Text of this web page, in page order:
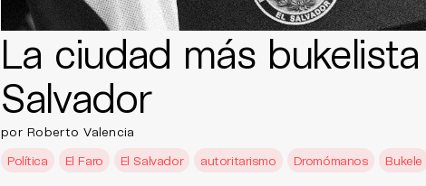
La ciudad más
Salvador
por Roberto Valencia
Política
El Faro El Salvador autoritarismo Dromómanos Bukele